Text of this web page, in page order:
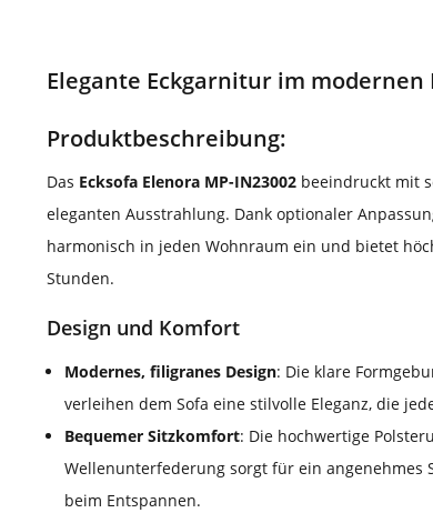
Elegante Eckgarnitur im modernen
Produktbeschreibung:
Das Ecksofa Elenora MP-IN23002 beeindruckt mit
eleganten Ausstrahlung. Dank optionaler
harmonisch in jeden Wohnraum ein und bietet
Stunden.
Design und Komfort
Modernes, filigranes Design: Die klare
verleihen dem Sofa eine stilvolle Eleganz, die
Bequemer Sitzkomfort: Die hochwertige
Wellenunterfederung sorgt für ein
beim Entspannen.